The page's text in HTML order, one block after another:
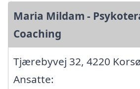
Maria Mildam -
Coaching
Tjærebyvej 32, 4220
Ansatte: